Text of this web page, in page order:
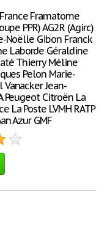
Framatome
PPR) AG2R (Agirc)
Noëlle Gibon Franck
Laborde Géraldine
Thierry Méline
Pelon Marie-
Jean-
Peugeot Citroën La
La Poste LVMH RATP
Azur GMF